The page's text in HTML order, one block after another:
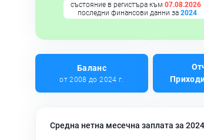
състояние в регистъра към 07.08.2026
последни финансови данни за 2024
Баланс
от 2008 до 2024 г.
Средна нетна месечна заплата за